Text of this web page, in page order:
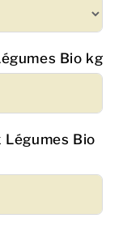
Bio kg
Légumes Bio